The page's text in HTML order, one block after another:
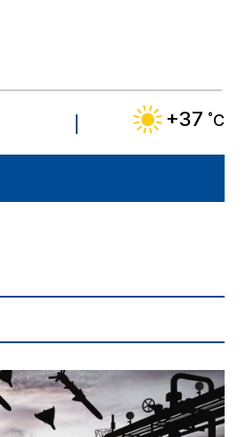
+37 ˚C